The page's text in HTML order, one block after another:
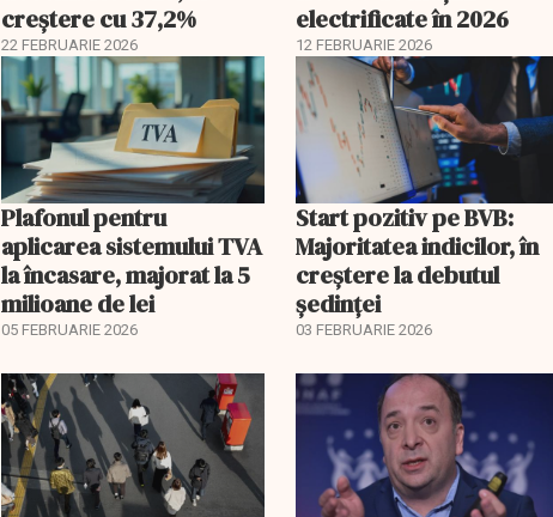
creștere cu 37,2%
22 FEBRUARIE 2026
electrificate în 2026
12 FEBRUARIE 2026
Plafonul pentru
aplicarea sistemului TVA
la încasare, majorat la 5
milioane de lei
05 FEBRUARIE 2026
Start pozitiv pe BVB:
Majoritatea indicilor, în
creştere la debutul
şedinţei
03 FEBRUARIE 2026